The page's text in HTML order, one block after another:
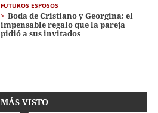
FUTUROS ESPOSOS
Boda de Cristiano y Georgina: el
impensable regalo que la pareja
pidió a sus invitados
MÁS VISTO